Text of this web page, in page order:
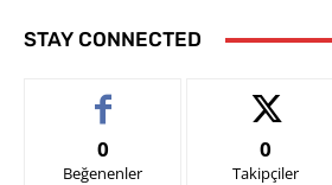
STAY CONNECTED
0
Beğenenler
0
Takipçiler